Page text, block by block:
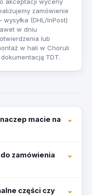
zamówienie
(DHL/InPost)
w dniu
lub
w hali w Choruli
dokumentacją TDT.
macie na
zamówienia
części czy